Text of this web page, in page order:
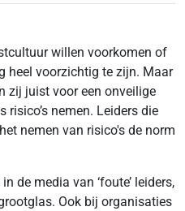
willen voorkomen of
heel voorzichtig te zijn. Maar
zij juist voor een onveilige
risico’s nemen. Leiders die
nemen van risico's de norm
de media van ‘foute’ leiders,
Ook bij organisaties